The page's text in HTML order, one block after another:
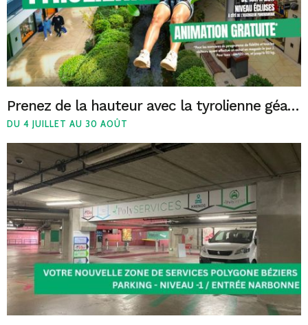
Prenez de la hauteur avec la tyrolienne géante du Polygone Béziers !
DU 4 JUILLET AU 30 AOÛT